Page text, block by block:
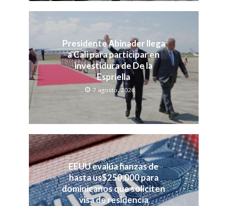
Presidente Abinader llega
a Cali para participar en
investidura de De la
Espriella
7 agosto, 2026
EEUU evalúa fianzas de
hasta us$250,000 para
dominicanos que soliciten
visa de residencia